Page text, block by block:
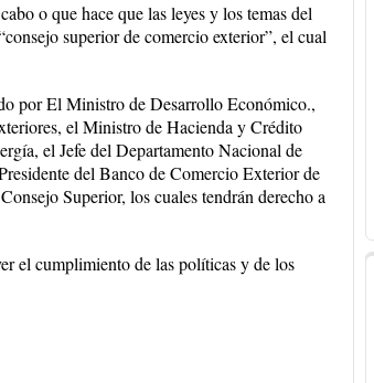
o que hace que las leyes y los temas del
superior de comercio exterior”, el cual
por El Ministro de Desarrollo Económico.,
el Ministro de Hacienda y Crédito
el Jefe del Departamento Nacional de
del Banco de Comercio Exterior de
Superior, los cuales tendrán derecho a
el cumplimiento de las políticas y de los